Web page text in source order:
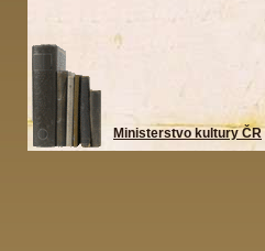
Ministerstvo kultury ČR